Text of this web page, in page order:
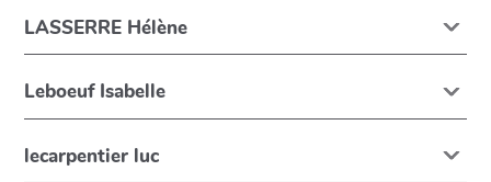
LASSERRE Hélène
Leboeuf Isabelle
lecarpentier luc